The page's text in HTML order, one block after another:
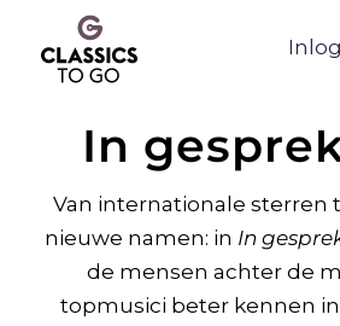
In
Van internationale sterren
nieuwe namen: in In
de mensen achter de
topmusici beter kennen